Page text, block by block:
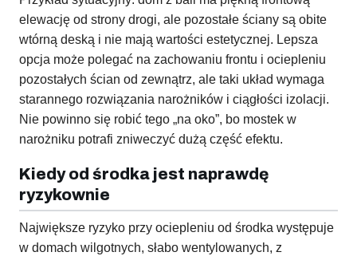
elewację od strony drogi, ale pozostałe ściany są obite
wtórną deską i nie mają wartości estetycznej. Lepsza
opcja może polegać na zachowaniu frontu i ociepleniu
pozostałych ścian od zewnątrz, ale taki układ wymaga
starannego rozwiązania narożników i ciągłości izolacji.
Nie powinno się robić tego „na oko”, bo mostek w
narożniku potrafi zniweczyć dużą część efektu.
Kiedy od środka jest naprawdę
ryzykownie
Największe ryzyko przy ociepleniu od środka występuje
w domach wilgotnych, słabo wentylowanych, z